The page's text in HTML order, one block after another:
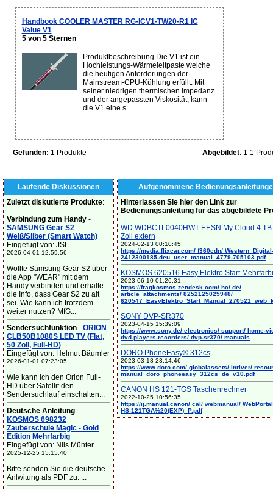
Handbook COOLER MASTER RG-ICV1-TW20-R1 IC
Value V1
5 von 5 Sternen
Produktbeschreibung Die V1 ist ein
Hochleistungs-Wärmeleitpaste welche
die heutigen Anforderungen der
Mainstream-CPU-Kühlung erfüllt. Mit
seiner niedrigen thermischen Impedanz
und der angepassten Viskosität, kann
die V1 eine s...
Gefunden: 1 Produkte Abgebildet: 1-1
Laufende Diskussionen
Zuletzt diskutierte Produkte:
Verbindung zum Handy -
SAMSUNG Gear S2
Weiß/Silber (Smart Watch)
Eingefügt von: JSL
2026-04-01 12:59:56
Wollte Samsung Gear S2 über
die App "WEAR" mit dem
Handy verbinden und erhalte
die Info, dass Gear S2 zu alt
sei. Wie kann ich trotzdem
weiter nutzen? MfG...
Sendersuchfunktion - ORION
CLB50B1080S LED TV (Flat,
50 Zoll, Full-HD)
Eingefügt von: Helmut Bäumler
2026-01-01 07:23:05
Wie kann ich den Orion Full-
HD über Satellit den
Sendersuchlauf einschalten...
Deutsche Anleitung -
KOSMOS 698232
Zauberschule Magic - Gold
Edition Mehrfarbig
Eingefügt von: Nils Münter
2025-12-25 15:15:40
Bitte senden Sie die deutsche
Anlwitung als PDF zu. ...
Aufgenommene
Hinterlassen Sie hier den Link zur
Bedienungsanleitung für das abgebildete
WD WDBCTL0040HWT-EESN My Cloud 4
Zoll extern
2024-02-13 00:10:45
https://media.flixcar.com/ f360cdn/ Western_Digital-
2412300185-deu_user_manual_4779-705103.pdf
KOSMOS 620516 Easy Elektro Start
2023-06-10 01:26:31
https://fragkosmos.zendesk.com/ hc/ de/
article_attachments/ 8252125025948/
SONY DVP-SR370
2023-04-15 15:39:09
https://www.sony.de/ electronics/ support/ home-
dvd-players-recorders/ dvp-sr370/ manuals
DORO PhoneEasy® 312cs
2023-03-18 23:14:46
https://www.doro.com/ globalassets/ inriver/
manual_doro_phoneeasy_312cs_de_v10.pdf
CANON HS 121-TGS Taschenrechner
2022-10-25 10:56:35
https://ij.manual.canon/ cal/ webmanual/
HS-121TGA%20(EXP)_P.pdf